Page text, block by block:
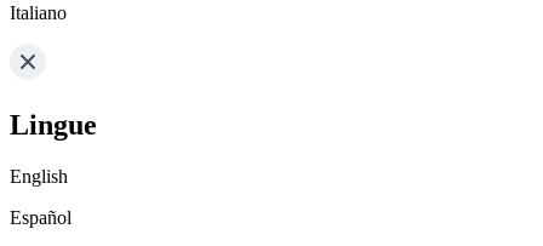
Italiano
Lingue
English
Español